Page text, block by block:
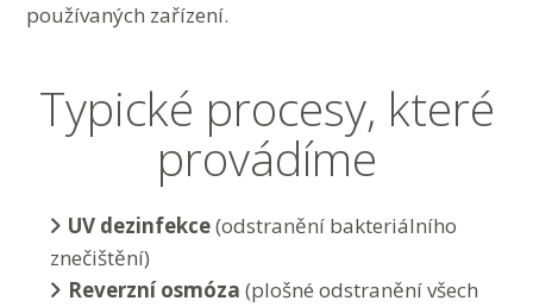
používaných zařízení.
Typické procesy, které
provádíme
UV dezinfekce(odstranění bakteriálního
znečištění)
Reverzní osmóza (plošné odstranění všech